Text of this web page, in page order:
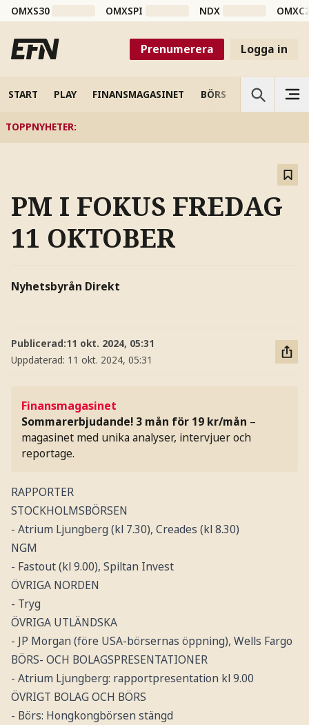
OMXS30 OMXSPI NDX
Prenumerera Logga in
START PLAY FINANSMAGASINET BÖRS VETENSKAP
TOPPNYHETER:
PM I FOKUS FREDAG
11 OKTOBER
Nyhetsbyrån Direkt
Publicerad:11 okt. 2024, 05:31
Uppdaterad: 11 okt. 2024, 05:31
Finansmagasinet
Sommarerbjudande! 3 mån för 19 kr/mån –
magasinet med unika analyser, intervjuer och
reportage.
RAPPORTER
STOCKHOLMSBÖRSEN
- Atrium Ljungberg (kl 7.30), Creades (kl 8.30)
NGM
- Fastout (kl 9.00), Spiltan Invest
ÖVRIGA NORDEN
- Tryg
ÖVRIGA UTLÄNDSKA
- JP Morgan (före USA-börsernas öppning), Wells Fargo
BÖRS- OCH BOLAGSPRESENTATIONER
- Atrium Ljungberg: rapportpresentation kl 9.00
ÖVRIGT BOLAG OCH BÖRS
- Börs: Hongkongbörsen stängd